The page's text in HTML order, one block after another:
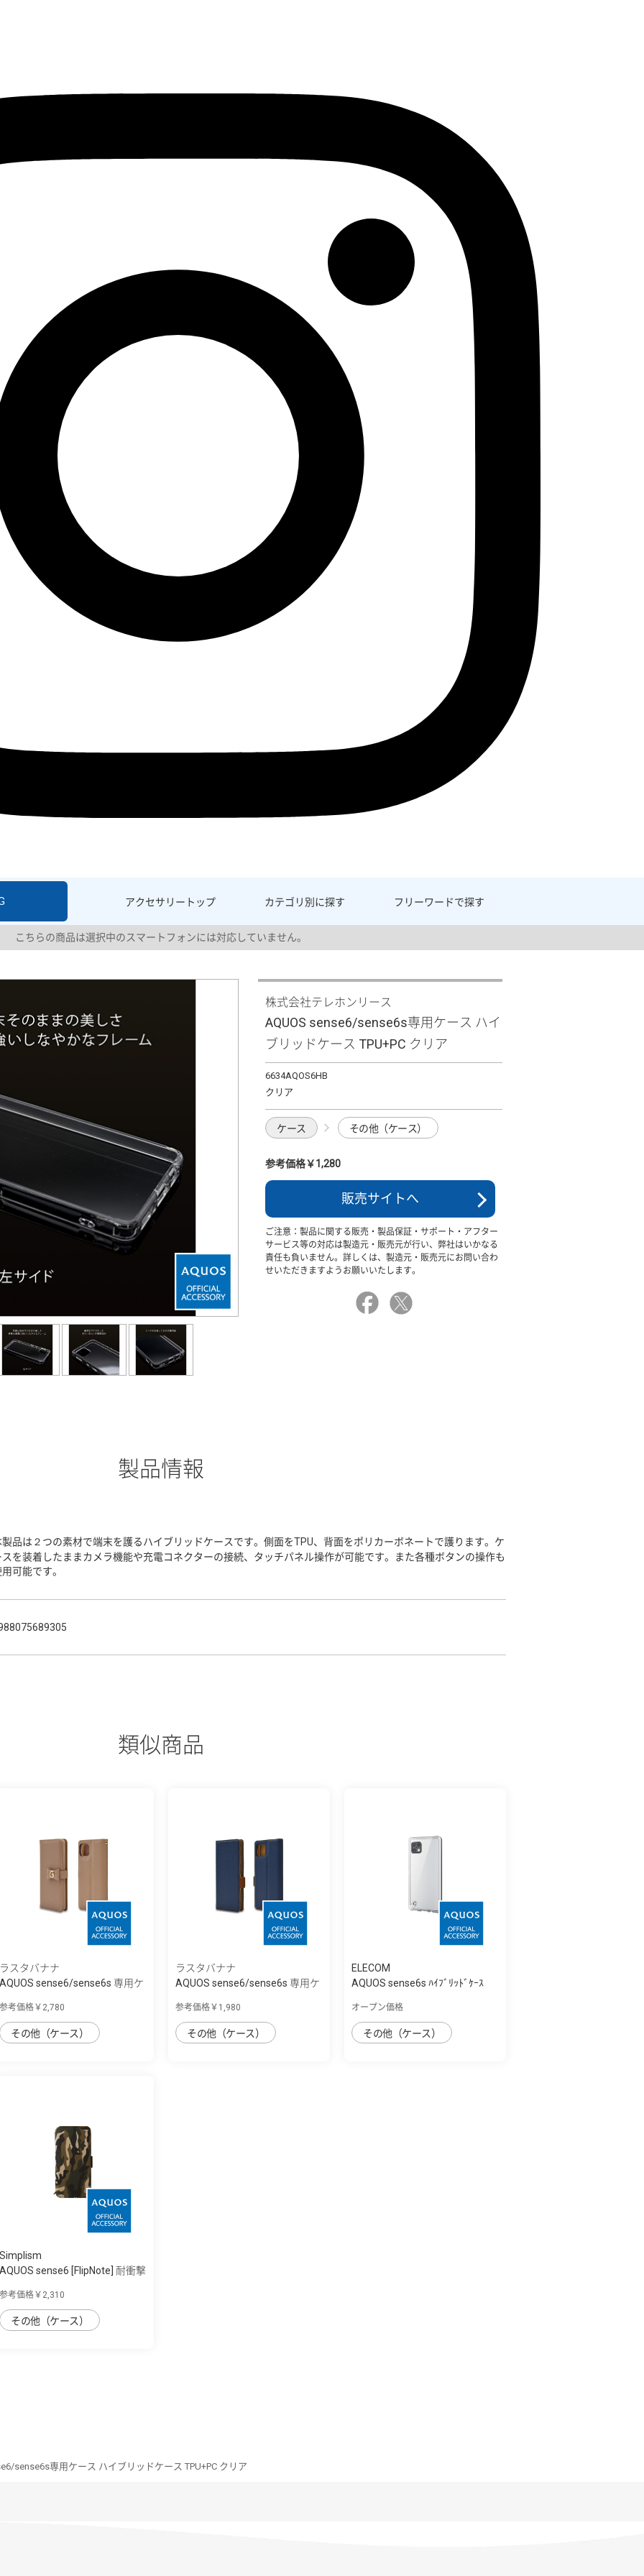
アクセサリー トップ カテゴリ別に探す フリーワードで探す
こちらの商品は選択中のスマートフォンには対応していません。
株式会社テレホンリース
AQUOS sense6/sense6s専用ケース ハイ
ブリッドケース TPU+PC クリア
6634AQOS6HB
クリア
ケース その他（ケース）
参考価格￥1,280
販売サイトへ
ご注意：製品に関する販売・製品保証・サポート・アフター
サービス等の対応は製造元・販売元が行い、弊社はいかなる
責任も負いません。詳しくは、製造元・販売元にお問い合わ
せいただきますようお願いいたします。
製品情報
製品は２つの素材で端末を護るハイブリッドケースです。側面をTPU、背面をポリカーボネートで護ります。ケ
スを装着したままカメラ機能や充電コネクターの接続、タッチパネル操作が可能です。また各種ボタンの操作も
可能です。
類似商品
ラスタバナナ
AQUOS sense6/sense6s 専用ケ
参考価格￥2,780
その他（ケース）
ラスタバナナ
AQUOS sense6/sense6s 専用ケ
参考価格￥1,980
その他（ケース）
ELECOM
AQUOS sense6s ﾊｲﾌﾞﾘｯﾄﾞｹｰｽ
オープン価格
その他（ケース）
Simplism
AQUOS sense6 [FlipNote] 耐衝撃
参考価格￥2,310
その他（ケース）
sense6s専用ケース ハイブリッドケース TPU+PC クリア